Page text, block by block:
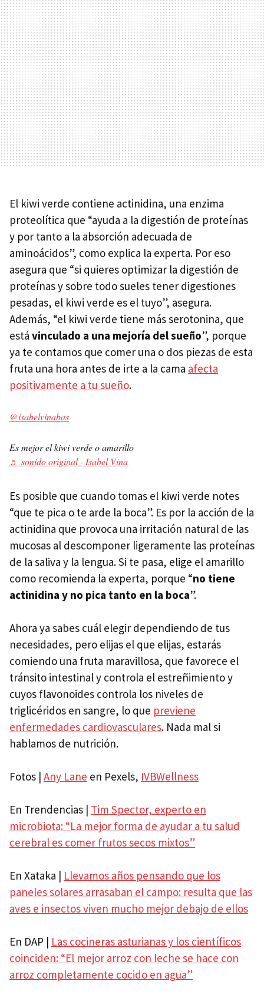
El kiwi verde contiene actinidina, una enzima
proteolítica que “ayuda a la digestión de proteínas
y por tanto a la absorción adecuada de
aminoácidos”, como explica la experta. Por eso
asegura que “si quieres optimizar la digestión de
proteínas y sobre todo sueles tener digestiones
pesadas, el kiwi verde es el tuyo”, asegura.
Además, “el kiwi verde tiene más serotonina, que
está vinculado a una mejoría del sueño”, porque
ya te contamos que comer una o dos piezas de esta
fruta una hora antes de irte a la cama afecta
positivamente a tu sueño.
@isabelvinabas
Es mejor el kiwi verde o amarillo
♬ sonido original - Isabel Vina
Es posible que cuando tomas el kiwi verde notes
“que te pica o te arde la boca”. Es por la acción de la
actinidina que provoca una irritación natural de las
mucosas al descomponer ligeramente las proteínas
de la saliva y la lengua. Si te pasa, elige el amarillo
como recomienda la experta, porque “no tiene
actinidina y no pica tanto en la boca”.
Ahora ya sabes cuál elegir dependiendo de tus
necesidades, pero elijas el que elijas, estarás
comiendo una fruta maravillosa, que favorece el
tránsito intestinal y controla el estreñimiento y
cuyos flavonoides controla los niveles de
triglicéridos en sangre, lo que previene
enfermedades cardiovasculares. Nada mal si
hablamos de nutrición.
Fotos | Any Lane en Pexels, IVBWellness
En Trendencias | Tim Spector, experto en
microbiota: “La mejor forma de ayudar a tu salud
cerebral es comer frutos secos mixtos”
En Xataka | Llevamos años pensando que los
paneles solares arrasaban el campo: resulta que las
aves e insectos viven mucho mejor debajo de ellos
En DAP | Las cocineras asturianas y los científicos
coinciden: “El mejor arroz con leche se hace con
arroz completamente cocido en agua”